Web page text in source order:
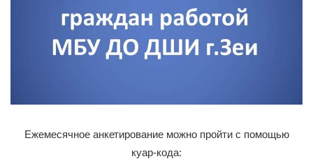
Ежемесячное анкетирование можно пройти с помощью
куар-кода: